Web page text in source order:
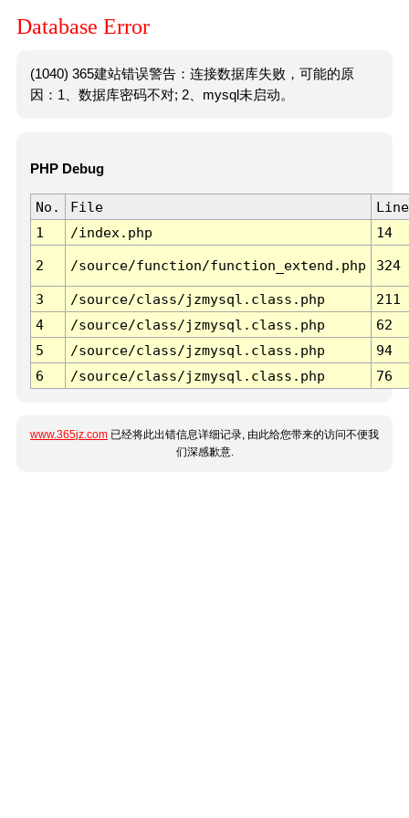
Database Error
(1040) 365建站错误警告：连接数据库失败，可能的原
因：1、数据库密码不对; 2、mysql未启动。
PHP Debug
No. File
Line
1
/index.php 14
2 /source/function/function_extend.php 324
3 /source/class/jzmysql.class.php
211
4
/source/class/jzmysql.class.php
62
5
/source/class/jzmysql.class.php
94
6
/source/class/jzmysql.class.php 76
www.365jz.com 已经将此出错信息详细记录, 由此给您带来的访问不便我
们深感歉意.